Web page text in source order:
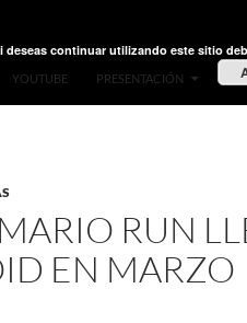
YOUTUBE PRESENTACIÓN
RUN
EN MARZO
deseas continuar utilizando este sitio